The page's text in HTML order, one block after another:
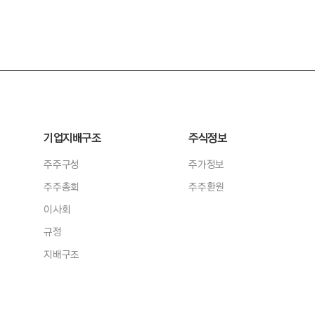
기업지배구조
주주구성
주주총회
이사회
규정
지배구조
주식정보
주가정보
주주환원